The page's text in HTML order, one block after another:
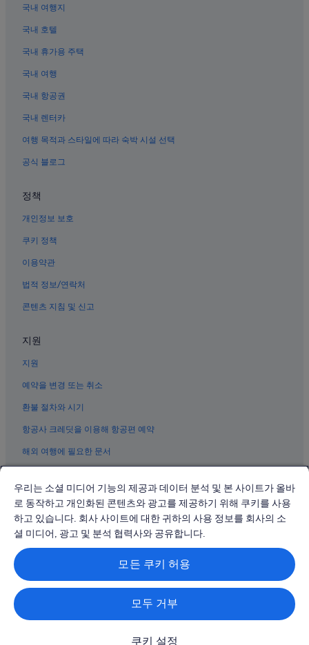
금정 화랑 근처 호텔
담양의 워터파크 호텔
용주리의 4성급 호텔
오룡리의 펜션
시산의 모텔
담양의 저렴한 호텔
용주리의 모텔
담양의 인/여관
담양의 가족 여행 호텔
담양의 호스텔
담양의 해변 호텔
담양의 성
용주리의 호스텔
담양의 비즈니스 호텔
용주리의 리조트
담양의 아파트
관방제림 근처 호텔
담양의 온수 욕조가 있는 호텔
황교의 모텔
담양의 캡슐 호텔
담양의 빌라
담양의 아파트식 호텔
담양의 타운하우스
담양의 B&B
담양의 목장
담양의 홀리데이 파크
강쟁 호텔
오룡리의 모텔
국내 여행지
국내 호텔
국내 휴가용 주택
국내 여행
국내 항공권
국내 렌터카
여행 목적과 스타일에 따라 숙박 시설 선택
공식 블로그
정책
개인정보 보호
쿠키 정책
이용약관
법적 정보/연락처
콘텐츠 지침 및 신고
지원
지원
예약을 변경 또는 취소
환불 절차와 시기
항공사 크레딧을 이용해 항공편 예약
해외 여행에 필요한 문서
© 2026 Expedia, Inc., Expedia Group 계열사. All rights reserved.
Expedia 및 비행기 로고는 Expedia, Inc.의 상표 또는 등록 상표입니다.
분쟁 해결: 전화: 02-3480-0118, 이메일: travel@support.expedia.co.kr
트래블파트너익스체인지코리아 주식회사. 사업자등록번호: 821-88-01025
익스피디아트래블코리아 주식회사, 서울특별시 종로구 종로5길 7(청진동).
관광사업자등록번호: 제2016-000008호, 통신판매업신고번호: 2015-서울
우리는 소셜 미디어 기능의 제공과 데이터 분석 및 본 사이트가 올바
로 동작하고 개인화된 콘텐츠와 광고를 제공하기 위해 쿠키를 사용
하고 있습니다. 회사 사이트에 대한 귀하의 사용 정보를 회사의 소
셜 미디어, 광고 및 분석 협력사와 공유합니다.
모든 쿠키 허용
모두 거부
쿠키 설정